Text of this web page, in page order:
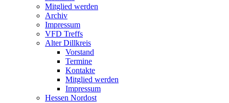
Mitglied werden
Archiv
Impressum
VFD Treffs
Alter Dillkreis
Vorstand
Termine
Kontakte
Mitglied werden
Impressum
Hessen Nordost